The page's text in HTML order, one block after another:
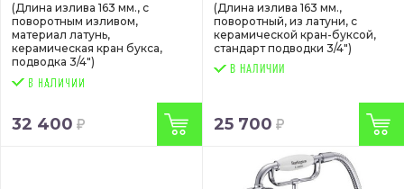
(Длина излива 163 мм., с
поворотным изливом,
материал латунь,
керамическая кран букса,
подводка 3/4")
32 400
(Длина излива 163 мм.,
поворотный, из латуни, с
керамической кран-буксой,
стандарт подводки 3/4")
В НАЛИЧИИ
25 700